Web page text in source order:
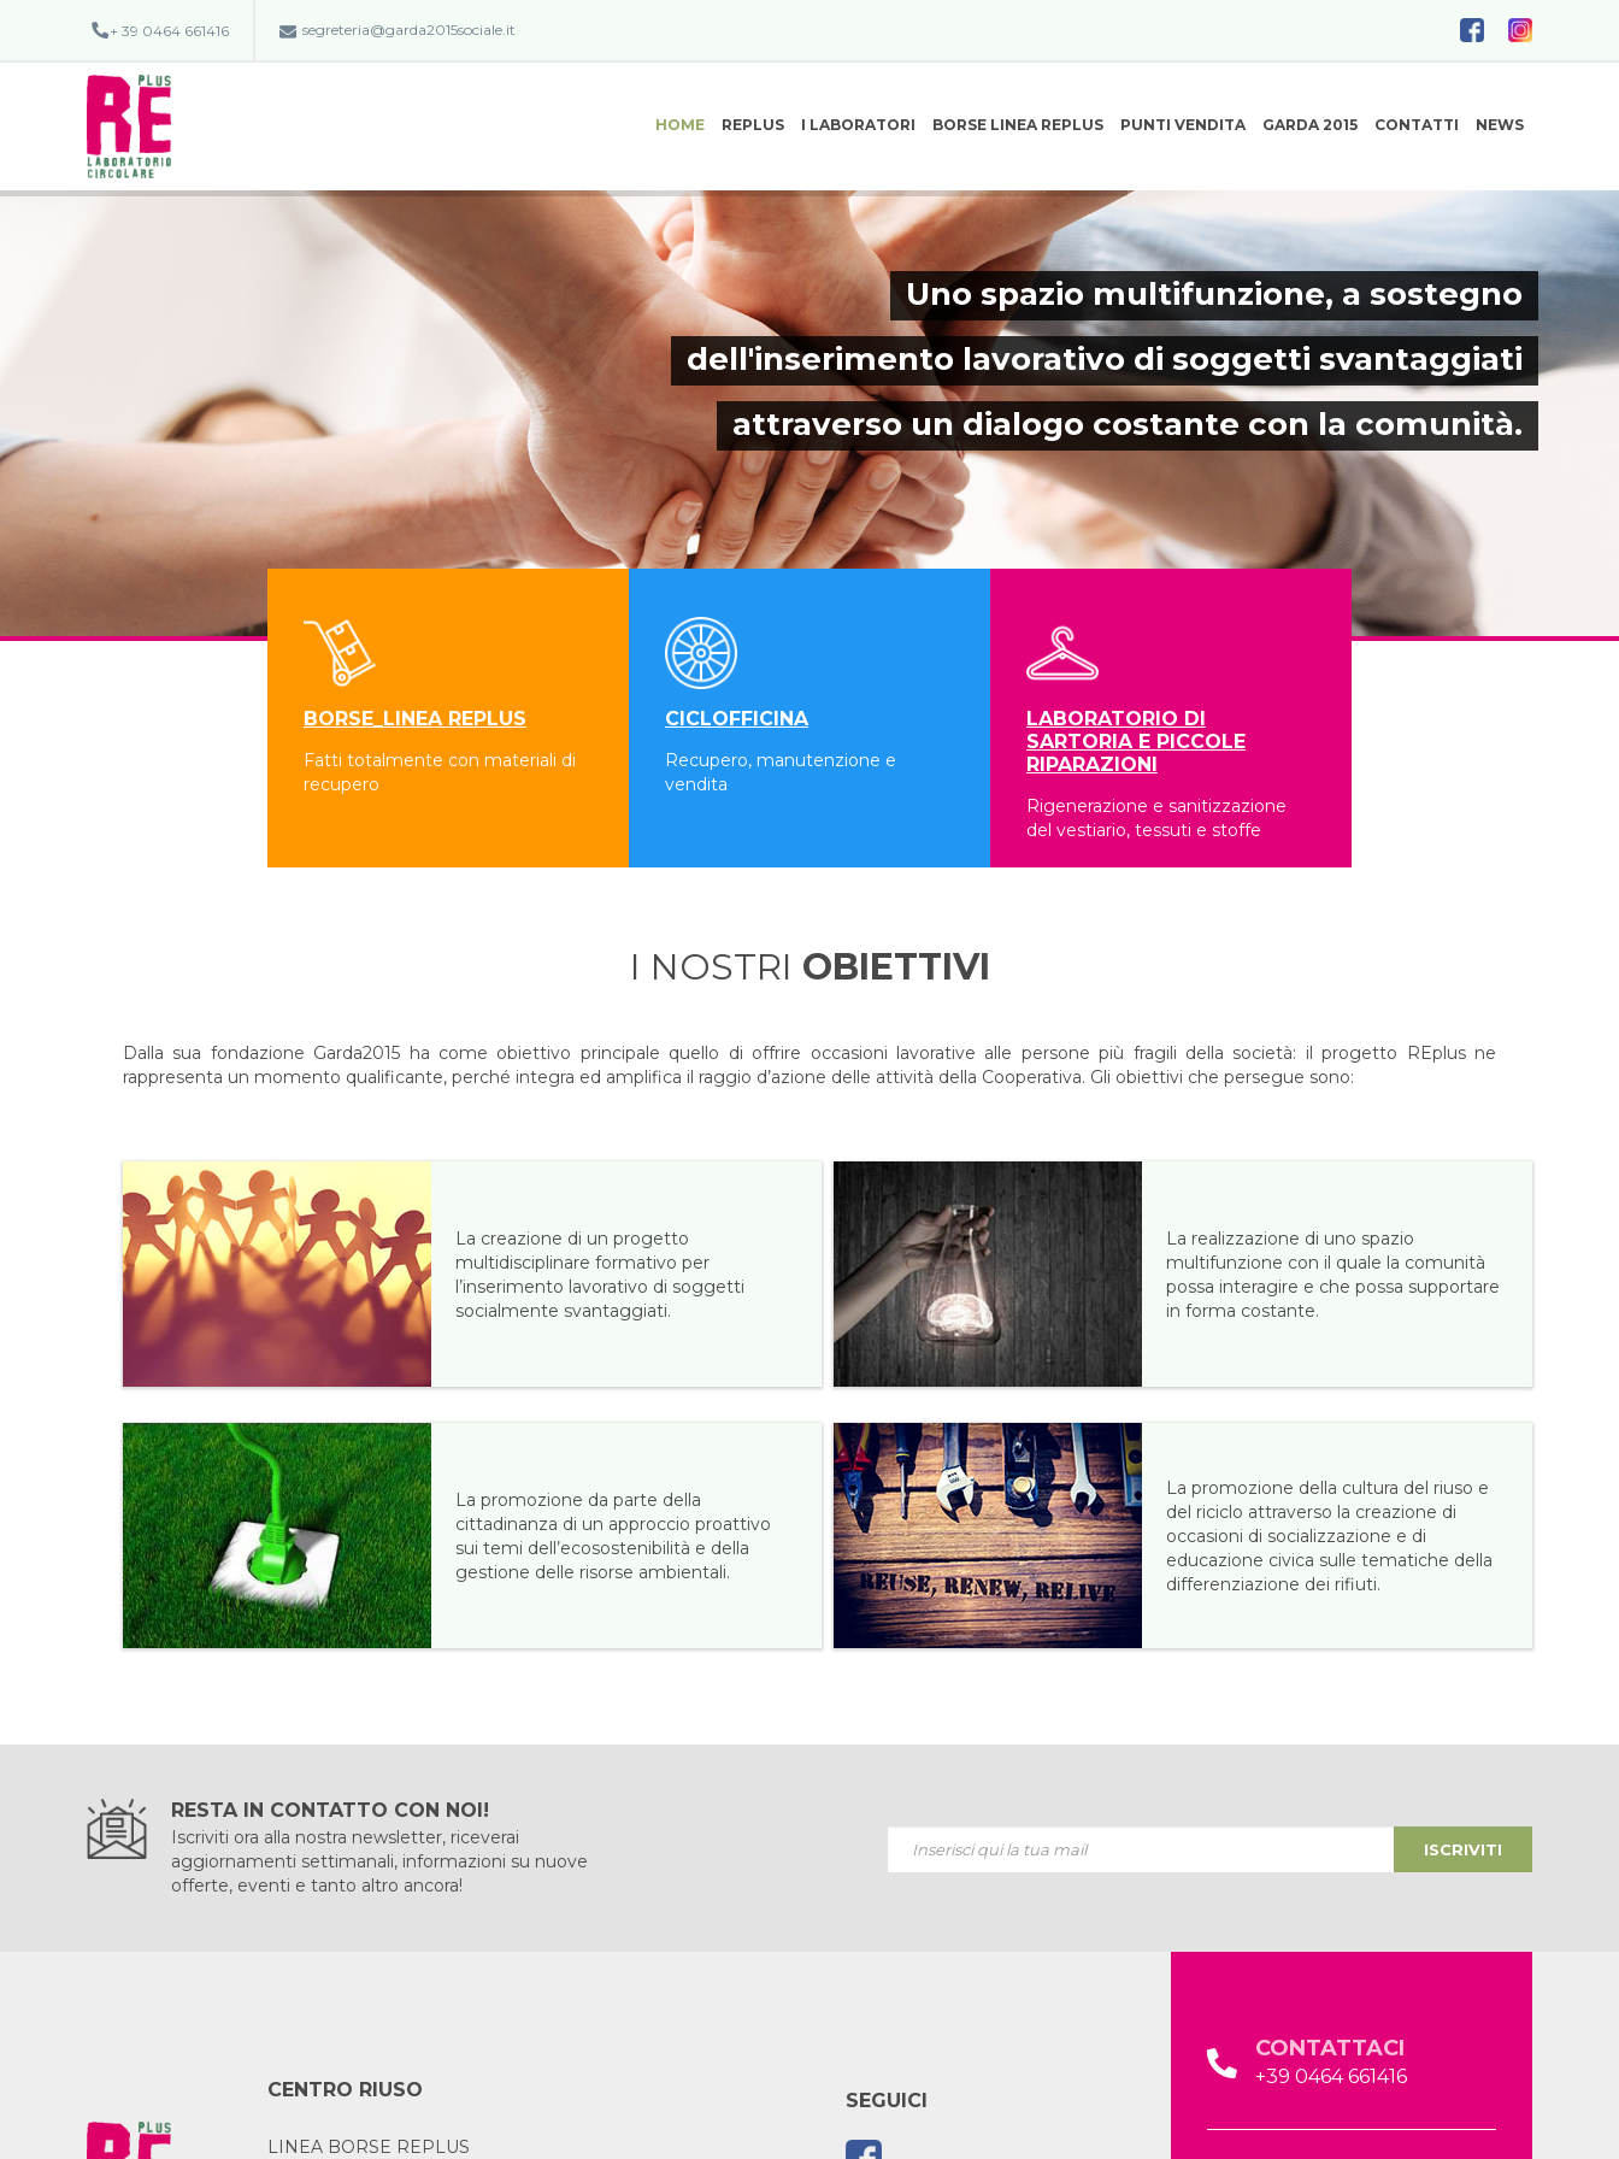
+ 39 0464 661416 segreteria@garda2015sociale.it
HOME REPLUS I LABORATORI BORSE LINEA REPLUS PUNTI VENDITA GARDA 2015 CONTATTI NEWS
Uno spazio multifunzione, a sostegno
dell'inserimento lavorativo di soggetti svantaggiati
attraverso un dialogo costante con la comunità.
BORSE_LINEA REPLUS
Fatti totalmente con materiali di
recupero
CICLOFFICINA
Recupero, manutenzione e
vendita
LABORATORIO DI
SARTORIA E PICCOLE
RIPARAZIONI
Rigenerazione e sanitizzazione
del vestiario, tessuti e stoffe
I NOSTRI OBIETTIVI
Dalla sua fondazione Garda2015 ha come obiettivo principale quello di offrire occasioni lavorative alle persone più fragili della società: il progetto REplus ne
rappresenta un momento qualificante, perché integra ed amplifica il raggio d’azione delle attività della Cooperativa. Gli obiettivi che persegue sono:
La creazione di un progetto
multidisciplinare formativo per
l’inserimento lavorativo di soggetti
socialmente svantaggiati.
La promozione da parte della
cittadinanza di un approccio proattivo
sui temi dell’ecosostenibilità e della
gestione delle risorse ambientali.
La realizzazione di uno spazio
multifunzione con il quale la comunità
possa interagire e che possa supportare
in forma costante.
La promozione della cultura del riuso e
del riciclo attraverso la creazione di
occasioni di socializzazione e di
educazione civica sulle tematiche della
differenziazione dei rifiuti.
RESTA IN CONTATTO CON NOI!
Iscriviti ora alla nostra newsletter, riceverai
aggiornamenti settimanali, informazioni su nuove
offerte, eventi e tanto altro ancora!
ISCRIVITI
CENTRO RIUSO
LINEA BORSE REPLUS
SEGUICI
CONTATTACI
+39 0464 661416